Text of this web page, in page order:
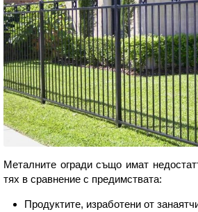
Металните огради също имат
тях в сравнение с предимствата:
Продуктите, изработени от